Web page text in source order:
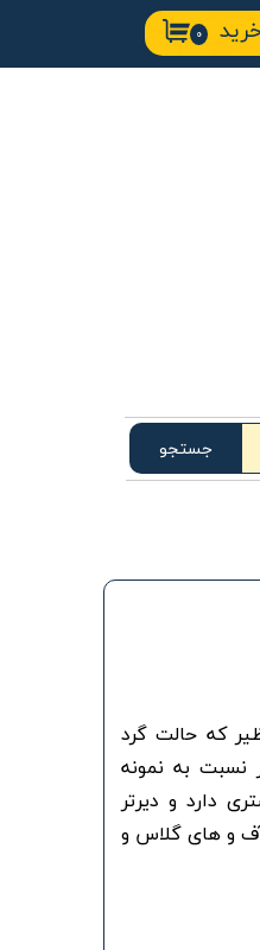
۰
جستجو
که حالت گرد
به نمونه
دارد و دیرتر
و های گلاس و